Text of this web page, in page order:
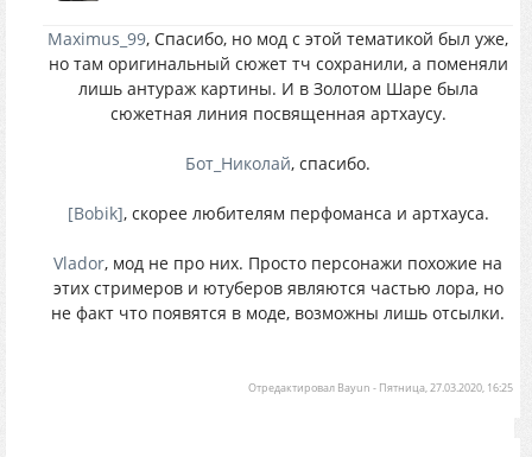
Maximus_99, Спасибо, но мод с этой тематикой был уже,
но там оригинальный сюжет тч сохранили, а поменяли
лишь антураж картины. И в Золотом Шаре была
сюжетная линия посвященная артхаусу.
Бот_Николай, спасибо.
[Bobik], скорее любителям перфоманса и артхауса.
Vlador, мод не про них. Просто персонажи похожие на
этих стримеров и ютуберов являются частью лора, но
не факт что появятся в моде, возможны лишь отсылки.
Отредактировал Bayun - Пятница, 27.03.2020, 16:25